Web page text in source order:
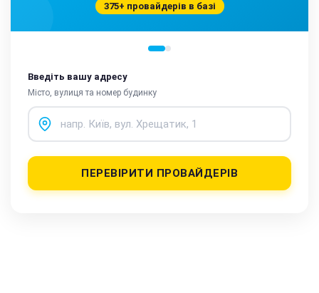
375+ провайдерів в базі
Введіть вашу адресу
Місто, вулиця та номер будинку
ПЕРЕВІРИТИ ПРОВАЙДЕРІВ